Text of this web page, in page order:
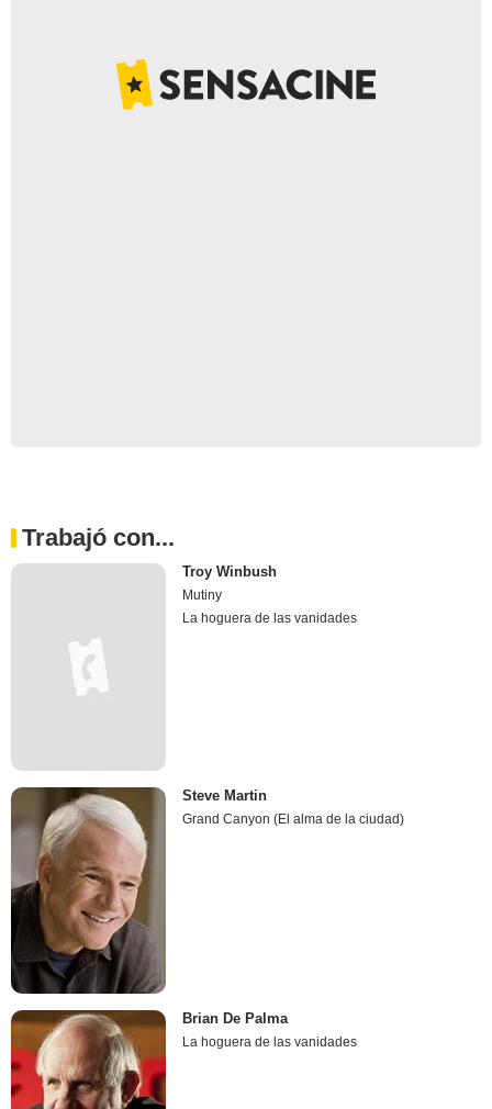
Trabajó con...
Troy Winbush
Mutiny
La hoguera de las vanidades
Steve Martin
Grand Canyon (El alma de la ciudad)
Brian De Palma
La hoguera de las vanidades